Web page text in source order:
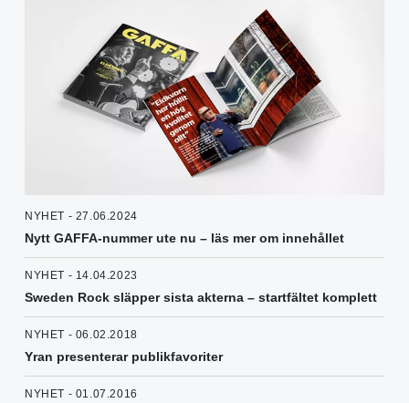
NYHET - 27.06.2024
Nytt GAFFA-nummer ute nu – läs mer om innehållet
NYHET - 14.04.2023
Sweden Rock släpper sista akterna – startfältet komplett
NYHET - 06.02.2018
Yran presenterar publikfavoriter
NYHET - 01.07.2016